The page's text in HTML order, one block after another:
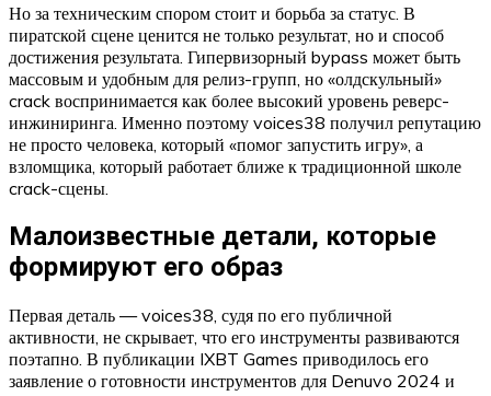
Но за техническим спором стоит и борьба за статус. В
пиратской сцене ценится не только результат, но и способ
достижения результата. Гипервизорный bypass может быть
массовым и удобным для релиз-групп, но «олдскульный»
crack воспринимается как более высокий уровень реверс-
инжиниринга. Именно поэтому voices38 получил репутацию
не просто человека, который «помог запустить игру», а
взломщика, который работает ближе к традиционной школе
crack-сцены.
Малоизвестные детали, которые
формируют его образ
Первая деталь — voices38, судя по его публичной
активности, не скрывает, что его инструменты развиваются
поэтапно. В публикации IXBT Games приводилось его
заявление о готовности инструментов для Denuvo 2024 и